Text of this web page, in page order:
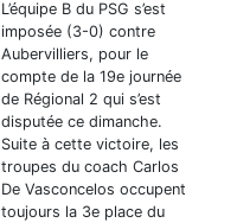
L’équipe B du PSG s’est
imposée (3-0) contre
Aubervilliers, pour le
compte de la 19e journée
de Régional 2 qui s’est
disputée ce dimanche.
Suite à cette victoire, les
troupes du coach Carlos
De Vasconcelos occupent
toujours la 3e place du